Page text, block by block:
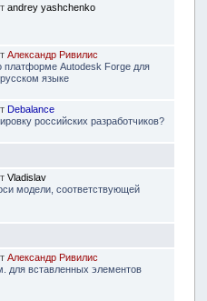
andrey yashchenko
Александр Ривилис
платформе Autodesk Forge для
языке
Debalance
российских разработчиков?
Vladislav
модели, соответствующей
Александр Ривилис
для вставленных элементов